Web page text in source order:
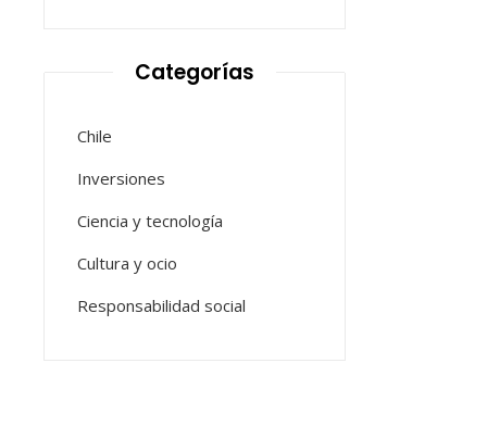
Categorías
Chile
Inversiones
Ciencia y tecnología
Cultura y ocio
Responsabilidad social